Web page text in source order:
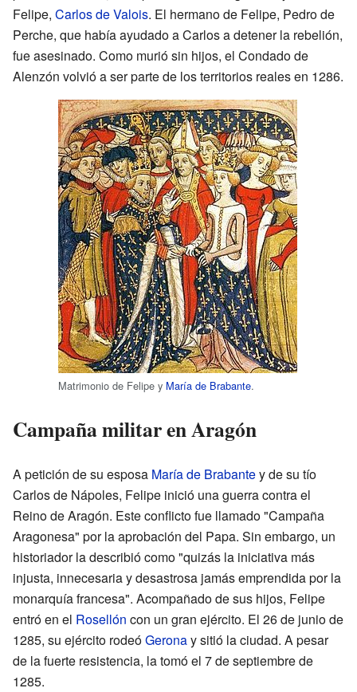
Felipe, Carlos de Valois. El hermano de Felipe, Pedro de
Perche, que había ayudado a Carlos a detener la rebelión,
fue asesinado. Como murió sin hijos, el Condado de
Alenzón volvió a ser parte de los territorios reales en 1286.
Matrimonio de Felipe y María de Brabante.
Campaña militar en Aragón
A petición de su esposa María de Brabantey de su tío
Carlos de Nápoles, Felipe inició una guerra contra el
Reino de Aragón. Este conflicto fue llamado "Campaña
Aragonesa" por la aprobación del Papa. Sin embargo, un
historiador la describió como "quizás la iniciativa más
injusta, innecesaria y desastrosa jamás emprendida por la
monarquía francesa". Acompañado de sus hijos, Felipe
entró en el Rosellón con un gran ejército. El 26 de junio de
1285, su ejército rodeóGeronay sitió la ciudad. A pesar
de la fuerte resistencia, la tomó el 7 de septiembre de
1285.